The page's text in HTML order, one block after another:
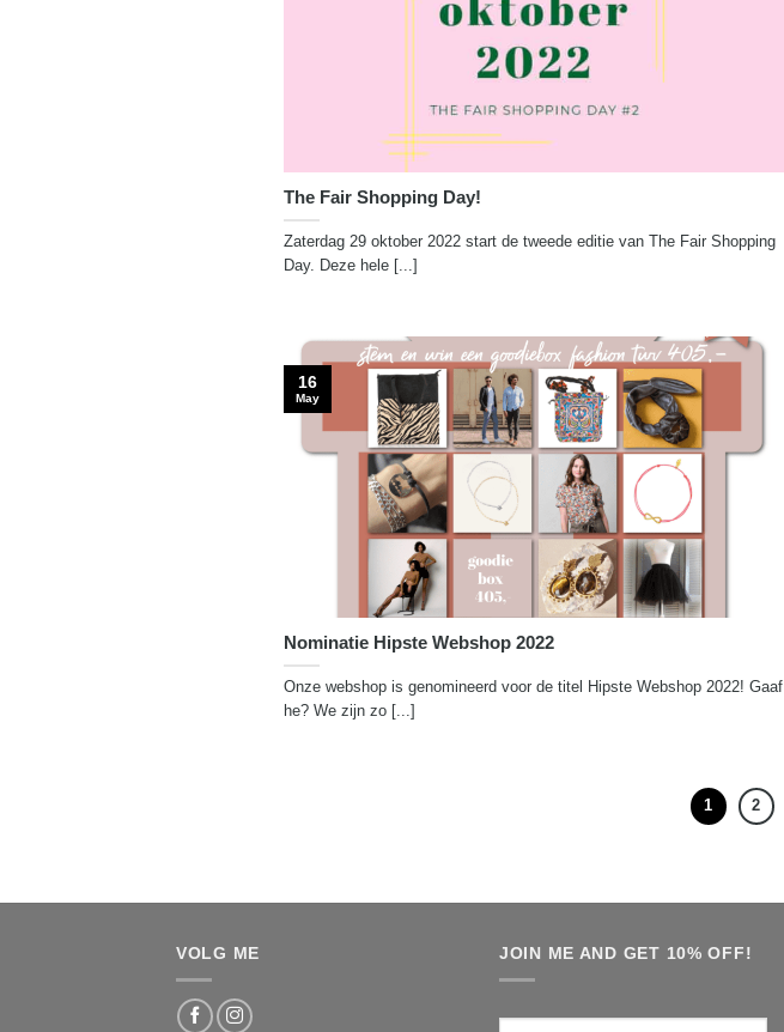
The Fair Shopping Day!
Zaterdag 29 oktober 2022 start de tweede editie van The Fair Shopping
Day. Deze hele [...]
Nominatie Hipste Webshop 2022
Onze webshop is genomineerd voor de titel Hipste Webshop 2022! Gaaf
he? We zijn zo [...]
16
May
1 2
VOLG ME JOIN ME AND GET 10% OFF!
Voornaam